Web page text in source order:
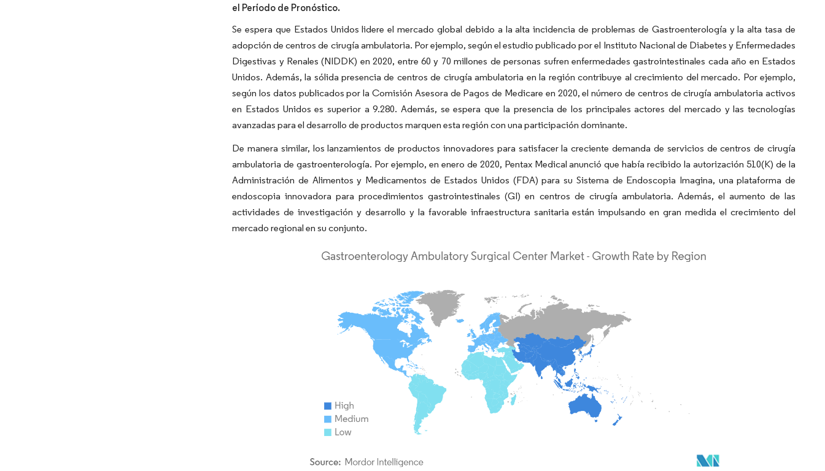
el Período de Pronóstico.
Se espera que Estados Unidos lidere el mercado global debido a la alta incidencia de problemas de Gastroenterología y la alta tasa de
adopción de centros de cirugía ambulatoria. Por ejemplo, según el estudio publicado por el Instituto Nacional de Diabetes y Enfermedades
Digestivas y Renales (NIDDK) en 2020, entre 60 y 70 millones de personas sufren enfermedades gastrointestinales cada año en Estados
Unidos. Además, la sólida presencia de centros de cirugía ambulatoria en la región contribuye al crecimiento del mercado. Por ejemplo,
según los datos publicados por la Comisión Asesora de Pagos de Medicare en 2020, el número de centros de cirugía ambulatoria activos
en Estados Unidos es superior a 9.280. Además, se espera que la presencia de los principales actores del mercado y las tecnologías
avanzadas para el desarrollo de productos marquen esta región con una participación dominante.
De manera similar, los lanzamientos de productos innovadores para satisfacer la creciente demanda de servicios de centros de cirugía
ambulatoria de gastroenterología. Por ejemplo, en enero de 2020, Pentax Medical anunció que había recibido la autorización 510(K) de la
Administración de Alimentos y Medicamentos de Estados Unidos (FDA) para su Sistema de Endoscopia Imagina, una plataforma de
endoscopia innovadora para procedimientos gastrointestinales (GI) en centros de cirugía ambulatoria. Además, el aumento de las
actividades de investigación y desarrollo y la favorable infraestructura sanitaria están impulsando en gran medida el crecimiento del
mercado regional en su conjunto.